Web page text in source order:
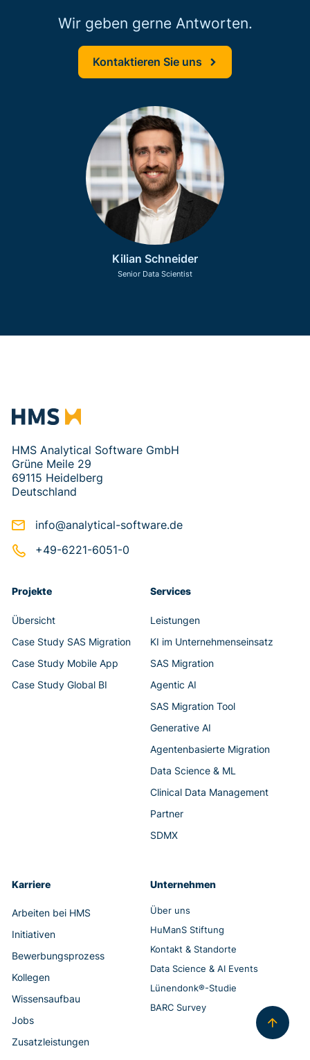
Kilian Schneider
Senior Data Scientist
Wir geben gerne Antworten.
Kontaktieren Sie uns
HMS Analytical Software GmbH
Grüne Meile 29
69115 Heidelberg
Deutschland
info@analytical-software.de
+49-6221-6051-0
Projekte
Übersicht
Case Study SAS Migration
Case Study Mobile App
Case Study Global BI
Services
Leistungen
KI im Unternehmenseinsatz
SAS Migration
Agentic AI
SAS Migration Tool
Generative AI
Agentenbasierte Migration
Data Science & ML
Clinical Data Management
Partner
SDMX
Karriere
Arbeiten bei HMS
Initiativen
Bewerbungsprozess
Kollegen
Wissensaufbau
Jobs
Zusatzleistungen
Unternehmen
Über uns
HuManS Stiftung
Kontakt & Standorte
Data Science & AI Events
Lünendonk®-Studie
BARC Survey